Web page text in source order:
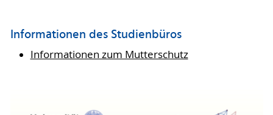
Informationen des Studienbüros
Informationen zum Mutterschutz